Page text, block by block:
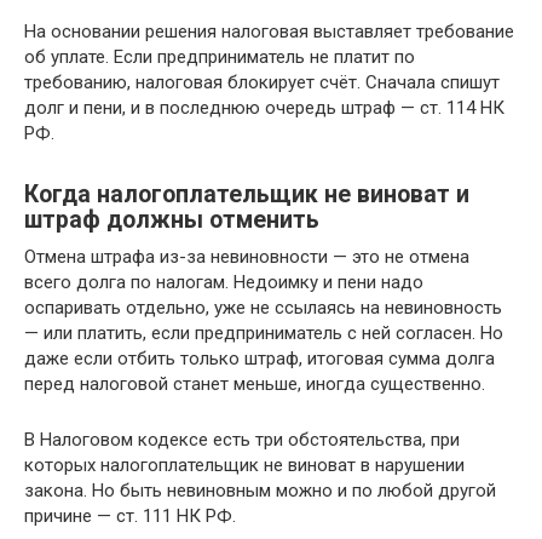
На основании решения налоговая выставляет требование
об уплате. Если предприниматель не платит по
требованию, налоговая блокирует счёт. Сначала спишут
долг и пени, и в последнюю очередь штраф — ст. 114 НК
РФ.
Когда налогоплательщик не виноват и
штраф должны отменить
Отмена штрафа из-за невиновности — это не отмена
всего долга по налогам. Недоимку и пени надо
оспаривать отдельно, уже не ссылаясь на невиновность
— или платить, если предприниматель с ней согласен. Но
даже если отбить только штраф, итоговая сумма долга
перед налоговой станет меньше, иногда существенно.
В Налоговом кодексе есть три обстоятельства, при
которых налогоплательщик не виноват в нарушении
закона. Но быть невиновным можно и по любой другой
причине — ст. 111 НК РФ.